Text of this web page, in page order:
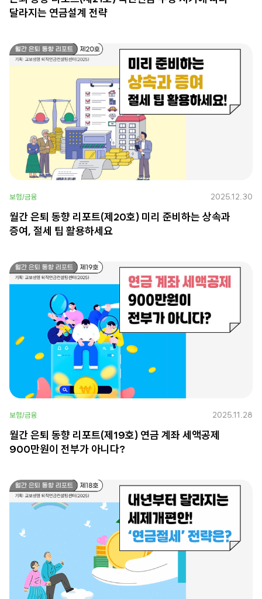
달라지는 연금설계 전략
보험/금융 2025.12.30
월간 은퇴 동향 리포트(제20호) 미리 준비하는 상속과
증여, 절세 팁 활용하세요
보험/금융 2025.11.28
월간 은퇴 동향 리포트(제19호) 연금 계좌 세액공제
900만원이 전부가 아니다?